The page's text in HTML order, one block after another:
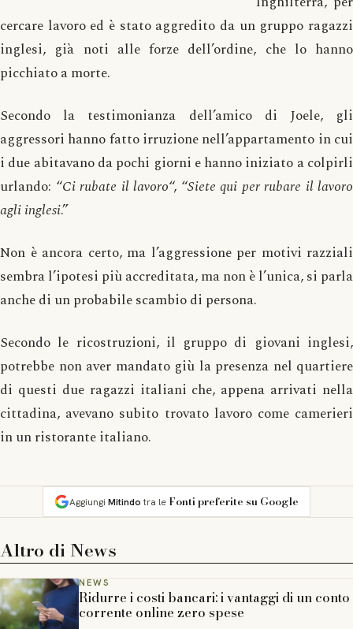
cercare lavoro ed è stato aggredito da un gruppo ragazzi
inglesi, già noti alle forze dell’ordine, che lo hanno
picchiato a morte.
Secondo la testimonianza dell’amico di Joele, gli
aggressori hanno fatto irruzione nell’appartamento in cui
i due abitavano da pochi giorni e hanno iniziato a colpirli
urlando: “Ci rubate il lavoro“, “Siete qui per rubare il lavoro
agli inglesi.”
Non è ancora certo, ma l’aggressione per motivi razziali
sembra l’ipotesi più accreditata, ma non è l’unica, si parla
anche di un probabile scambio di persona.
Secondo le ricostruzioni, il gruppo di giovani inglesi,
potrebbe non aver mandato giù la presenza nel quartiere
di questi due ragazzi italiani che, appena arrivati nella
cittadina, avevano subito trovato lavoro come camerieri
in un ristorante italiano.
Aggiungi Mitindotra le Fonti preferite su Google
Altro di News
NEWS
Ridurre i costi bancari: i vantaggi di un conto
corrente online zero spese